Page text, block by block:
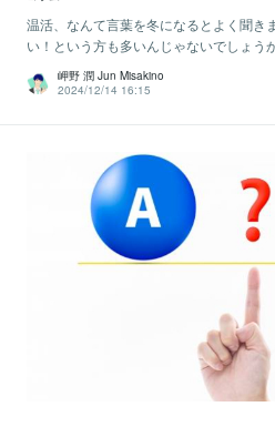
温活、なんて言葉を冬になるとよく聞き
い！という方も多いんじゃないでしょう
岬野 潤 Jun Misakino
2024/12/14 16:15